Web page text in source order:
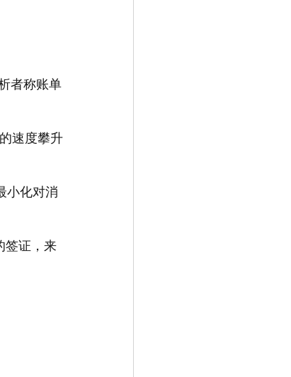
者称账单
速度攀升
小化对消
签证，来